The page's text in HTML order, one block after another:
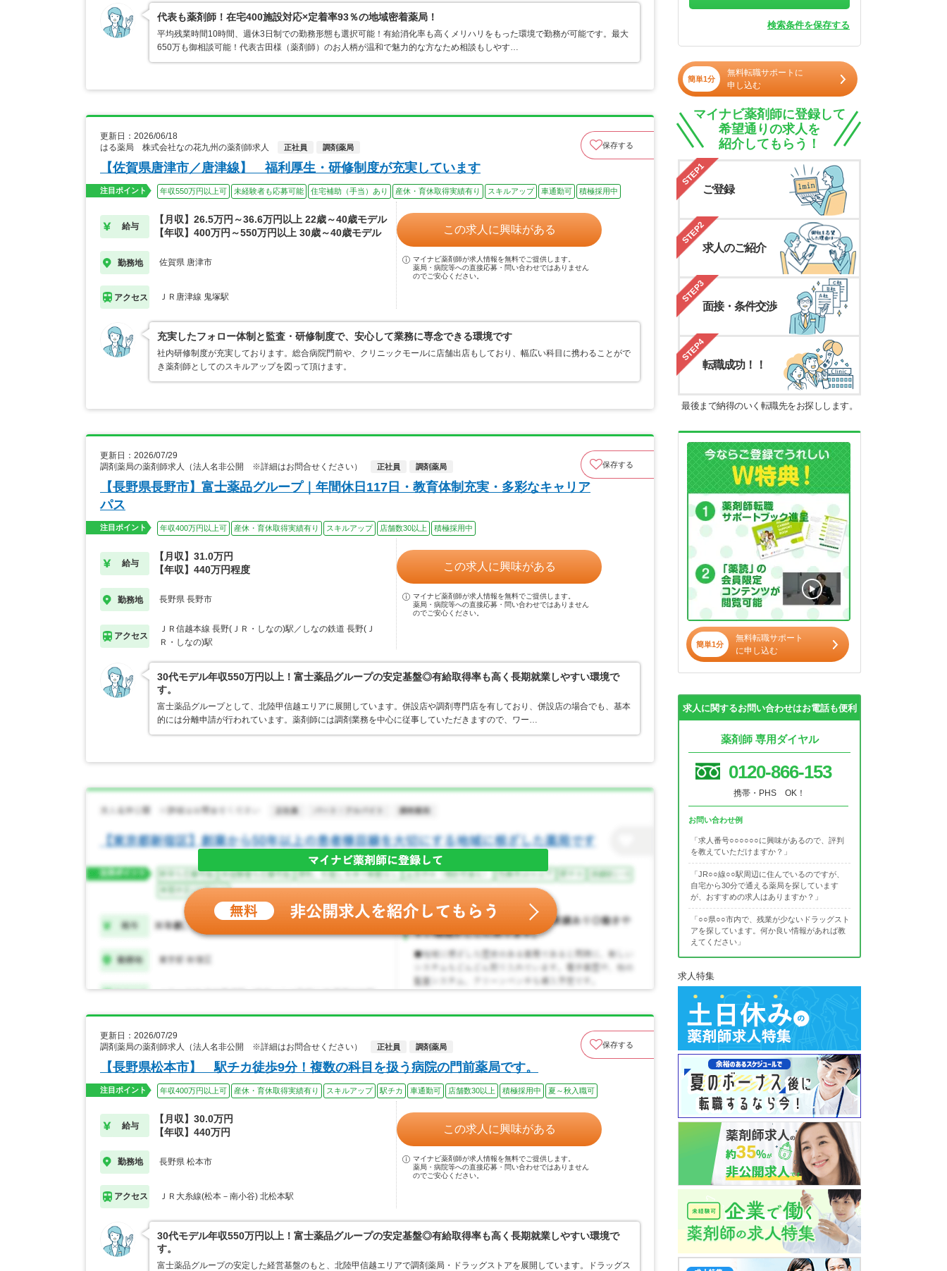
代表も薬剤師！在宅400施設対応×定着率93％の地域密着薬局！
平均残業時間10時間、週休3日制での勤務形態も選択可能！有給消化率も高くメリハリをもった環境で勤務が可能です。最大
650万も御相談可能！代表古田様（薬剤師）のお人柄が温和で魅力的な方なため相談もしやす…
更新日：2026/06/18
はる薬局 株式会社なの花九州の薬剤師求人
正社員 調剤薬局 保存する
【佐賀県唐津市／唐津線】 福利厚生・研修制度が充実しています
注目ポイント 年収550万円以上可 未経験者も応募可能 住宅補助（手当）あり 産休・育休取得実績有り スキルアップ 車通勤可 積極採用中
給与
【月収】26.5万円～36.6万円以上 22歳～40歳モデル
【年収】400万円～550万円以上 30歳～40歳モデル
勤務地 佐賀県 唐津市
アクセス ＪＲ唐津線 鬼塚駅
この求人に興味がある
マイナビ薬剤師が求人情報を無料でご提供します。
薬局・病院等への直接応募・問い合わせではありません
のでご安心ください。
充実したフォロー体制と監査・研修制度で、安心して業務に専念できる環境です
社内研修制度が充実しております。総合病院門前や、クリニックモールに店舗出店もしており、幅広い科目に携わることがで
き薬剤師としてのスキルアップを図って頂けます。
更新日：2026/07/29
調剤薬局の薬剤師求人（法人名非公開 ※詳細はお問合せください）
正社員 調剤薬局 保存する
【長野県長野市】富士薬品グループ｜年間休日117日・教育体制充実・多彩なキャリア
パス
注目ポイント 年収400万円以上可 産休・育休取得実績有り スキルアップ 店舗数30以上 積極採用中
給与
【月収】31.0万円
【年収】440万円程度
勤務地 長野県 長野市
アクセス
ＪＲ信越本線 長野(ＪＲ・しなの)駅／しなの鉄道 長野(Ｊ
Ｒ・しなの)駅
この求人に興味がある
マイナビ薬剤師が求人情報を無料でご提供します。
薬局・病院等への直接応募・問い合わせではありません
のでご安心ください。
30代モデル年収550万円以上！富士薬品グループの安定基盤◎有給取得率も高く長期就業しやすい環境で
す。
富士薬品グループとして、北陸甲信越エリアに展開しています。併設店や調剤専門店を有しており、併設店の場合でも、基本
的には分離申請が行われています。薬剤師には調剤業務を中心に従事していただきますので、ワー…
更新日：2026/07/29
調剤薬局の薬剤師求人（法人名非公開 ※詳細はお問合せください）
正社員 調剤薬局 保存する
【長野県松本市】 駅チカ徒歩9分！複数の科目を扱う病院の門前薬局です。
注目ポイント 年収400万円以上可 産休・育休取得実績有り スキルアップ 駅チカ 車通勤可 店舗数30以上 積極採用中 夏～秋入職可
給与
【月収】30.0万円
【年収】440万円
勤務地 長野県 松本市
アクセス ＪＲ大糸線(松本－南小谷) 北松本駅
この求人に興味がある
マイナビ薬剤師が求人情報を無料でご提供します。
薬局・病院等への直接応募・問い合わせではありません
のでご安心ください。
30代モデル年収550万円以上！富士薬品グループの安定基盤◎有給取得率も高く長期就業しやすい環境で
す。
富士薬品グループの安定した経営基盤のもと、北陸甲信越エリアで調剤薬局・ドラッグストアを展開しています。ドラッグス
検索条件を保存する
簡単1分
無料転職サポートに
申し込む
マイナビ薬剤師に登録して
希望通りの求人を
紹介してもらう！
STEP1
ご登録
STEP2
求人のご紹介
STEP3
面接・条件交渉
STEP4
転職成功！！
最後まで納得のいく転職先をお探しします。
簡単1分
無料転職サポート
に申し込む
求人に関するお問い合わせはお電話も便利
薬剤師 専用ダイヤル
0120-866-153
携帯・PHS OK！
お問い合わせ例
「求人番号○○○○○○に興味があるので、評判
を教えていただけますか？」
「JR○○線○○駅周辺に住んでいるのですが、
自宅から30分で通える薬局を探しています
が、おすすめの求人はありますか？」
「○○県○○市内で、残業が少ないドラッグスト
アを探しています。何か良い情報があれば教
えてください」
求人特集